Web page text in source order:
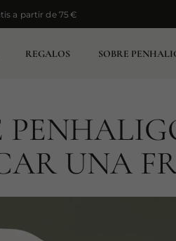
a partir de 75 €
a partir de 75 €
REGALOS SOBRE
UNA